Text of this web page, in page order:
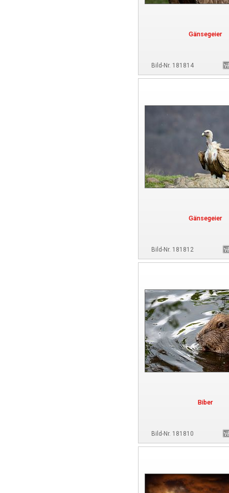
Gänsegeier
Bild-Nr. 181814
Gänsegeier
Bild-Nr. 181812
Biber
Bild-Nr. 181810